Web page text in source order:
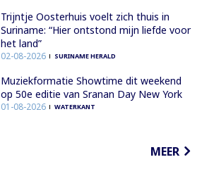
Trijntje Oosterhuis voelt zich thuis in
Suriname: “Hier ontstond mijn liefde voor
het land”
02-08-2026 SURINAME HERALD
Muziekformatie Showtime dit weekend
op 50e editie van Sranan Day New York
01-08-2026 WATERKANT
MEER